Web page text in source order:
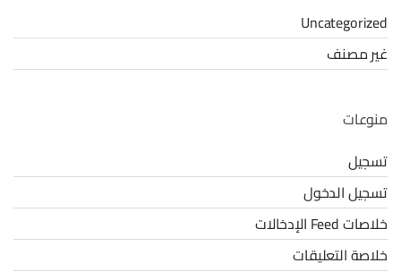
Uncategorized
غير مصنف
منوعات
تسجيل
تسجيل الدخول
خلاصات Feed الإدخالات
خلاصة التعليقات